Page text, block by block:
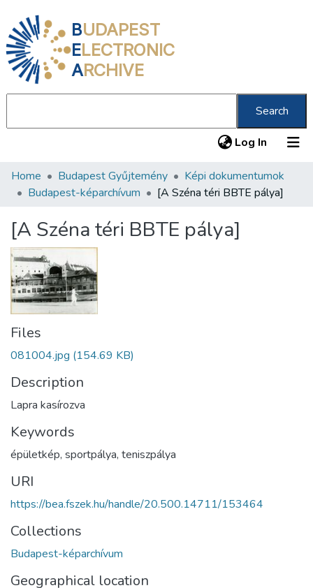
BUDAPEST
ELECTRONIC
ARCHIVE
Search
Log In (current)
Communities & Collections
Statistics
About us
Home Budapest Gyűjtemény
Képi dokumentumok
Budapest-képarchívum
[A Széna téri BBTE pálya]
[A Széna téri BBTE pálya]
Files
081004.jpg (154.69 KB)
Description
Lapra kasírozva
Keywords
épületkép, sportpálya, teniszpálya
URI
https://bea.fszek.hu/handle/20.500.14711/153464
Collections
Budapest-képarchívum
Geographical location